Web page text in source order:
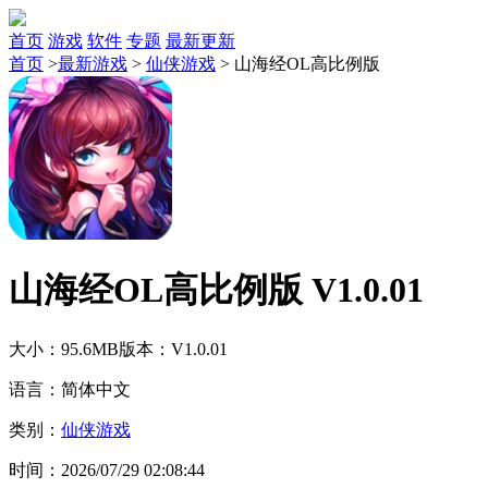
首页 游戏 软件 专题 最新更新
首页 >最新游戏 > 仙侠游戏 > 山海经OL高比例版
山海经OL高比例版 V1.0.01
大小：95.6MB版本：V1.0.01
语言：简体中文
类别： 仙侠游戏
时间：2026/07/29 02:08:44